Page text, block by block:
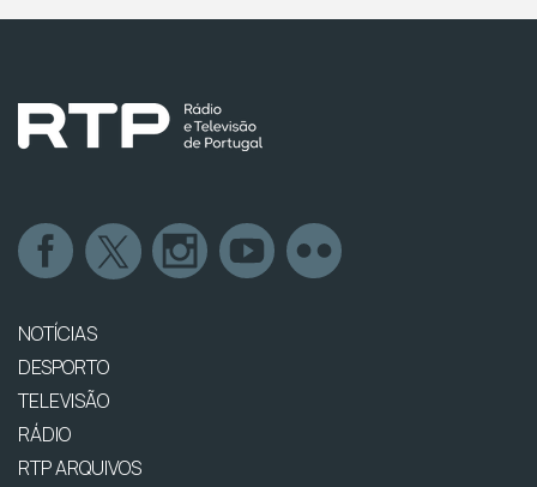
NOTÍCIAS
DESPORTO
TELEVISÃO
RÁDIO
RTP ARQUIVOS